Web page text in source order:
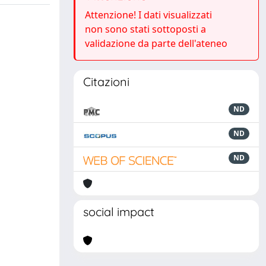
Attenzione! I dati visualizzati
non sono stati sottoposti a
validazione da parte dell'ateneo
Citazioni
ND
ND
ND
social impact